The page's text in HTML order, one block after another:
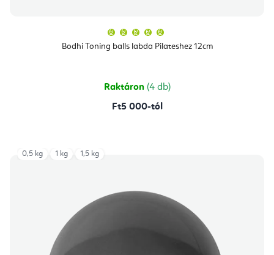
Bodhi Toning balls labda Pilateshez 12cm
átlagos
értékelése
csillag.
Raktáron (4 db)
Ft5 000-tól
0,5 kg 1 kg 1,5 kg